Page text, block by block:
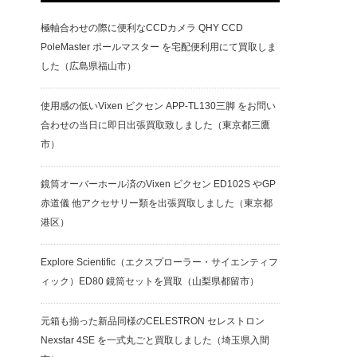
極軸合わせの際に便利なCCDカメラ QHY CCD
PoleMaster ポールマスター を宅配便利用にて買取しま
した（広島県福山市）
使用感の低いVixen ビクセン APP-TL130三脚 をお問い
合わせの当日に即日出張買取致しました（東京都三鷹
市）
鏡筒オーバーホール済のVixen ビクセン ED102S やGP
赤道儀 他アクセサリー類を出張買取しました（東京都
港区）
Explore Scientific（エクスプローラー・サイエンティフ
ィック）ED80 鏡筒セットを買取（山梨県都留市）
元箱も揃った新品同様のCELESTRON セレストロン
Nexstar 4SE を一式丸ごと買取しました（埼玉県入間